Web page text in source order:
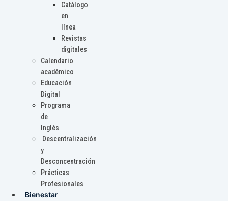
Catálogo
en
línea
Revistas
digitales
Calendario
académico
Educación
Digital
Programa
de
Inglés
Descentralización
y
Desconcentración
Prácticas
Profesionales
Bienestar